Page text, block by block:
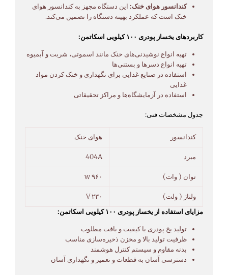
کندانسور هوای خنک: این دستگاه مجهز به کندانسور هوای
خنک است که عملکرد بهینه دستگاه را تضمین می‌کند.
کاربردهای یخساز پودری ۱۰۰ کیلویی اسکاتمن:
تهیه انواع نوشیدنی‌های خنک مانند اسموتی، شربت و آبمیوه
تهیه انواع دسرها و بستنی‌ها
استفاده در صنایع غذایی برای نگهداری و خنک کردن مواد
غذایی
استفاده در آزمایشگاه‌ها و مراکز تحقیقاتی
جدول مشخصات فنی:
کندانسور هوای خنک
مبرد 404A
توان ( وات) ۹۶۰ w
ولتاژ ( ولت)
۲۳۰ V
مزایای استفاده از یخساز پودری ۱۰۰ کیلویی اسکاتمن:
تولید یخ پودری با کیفیت و بافت مطلوب
ظرفیت تولید بالا و مخزن ذخیره‌سازی مناسب
بدنه مقاوم و سیستم کنترل هوشمند
دسترسی آسان به قطعات و تعمیر و نگهداری آسان